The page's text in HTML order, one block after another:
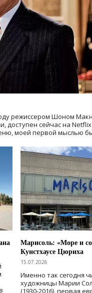
режиссером Шоном
доступен сейчас на
моей первой мыслью
Марисоль: «Море и
Кунстхаусе Цюриха
15.07.2026
Именно так сегодня
художницы Марии
(1930-2016), первая